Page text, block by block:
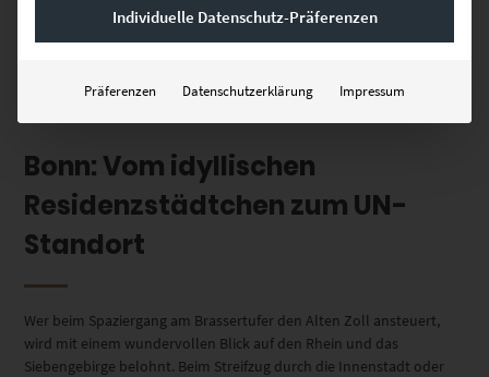
Bilder von Bonn betrachtest. Die Stadtporträts und Wandbilder
sind dadurch stets auch Symbole des Erfolgs, die Wohn- oder
Bonn: Vom idyllischen
Residenzstädtchen zum UN-
Standort
Wer beim Spaziergang am Brassertufer den Alten Zoll ansteuert,
wird mit einem wundervollen Blick auf den Rhein und das
Siebengebirge belohnt. Beim Streifzug durch die Innenstadt oder
Individuelle Datenschutz-Präferenzen
Präferenzen Datenschutzerklärung Impressum